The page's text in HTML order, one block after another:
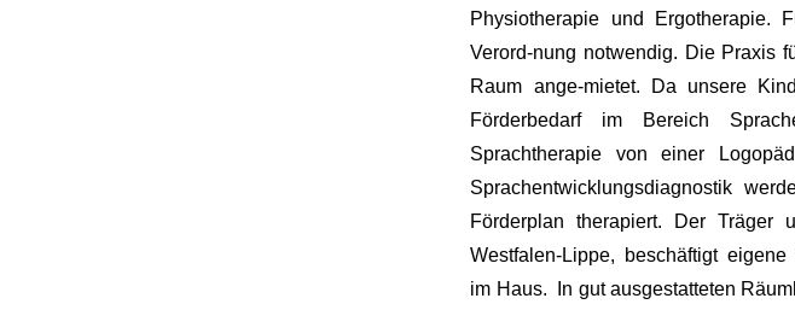
Physiotherapie und Ergotherapie.
Verord-nung notwendig. Die Praxis
Raum ange-mietet. Da unsere
Förderbedarf im Bereich
Sprachtherapie von einer
Sprachentwicklungsdiagnostik
Förderplan therapiert. Der Träger
Westfalen-Lippe, beschäftigt
im Haus. In gut ausgestatteten